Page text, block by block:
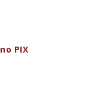
no PIX